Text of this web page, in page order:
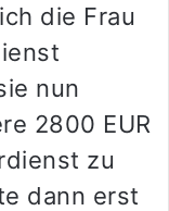
die Frau
nun
2800 EUR
zu
dann erst